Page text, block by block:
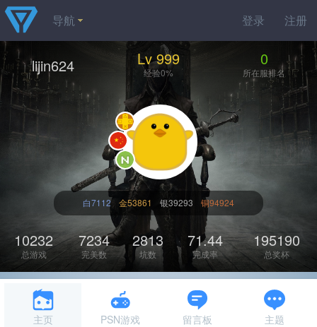
登录 注册
导航
lijin624 Lv 999
经验0%
0
所在服排名
白7112 金53861 银39293 铜94924
10232
总游戏
7234
完美数
2813
坑数
71.44
完成率
195190
总奖杯
主页 PSN游戏 留言板 主题